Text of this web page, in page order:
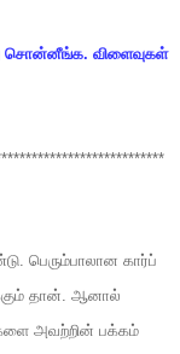
சொன்னீங்க. விளைவுகள்
பெரும்பாலான கார்ப்
தான். ஆனால்
அவற்றின் பக்கம்